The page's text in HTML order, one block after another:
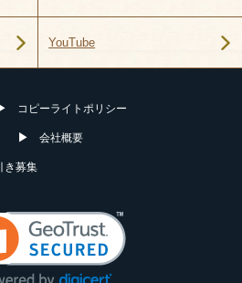
YouTube
コピーライトポリシー
会社概要
き募集